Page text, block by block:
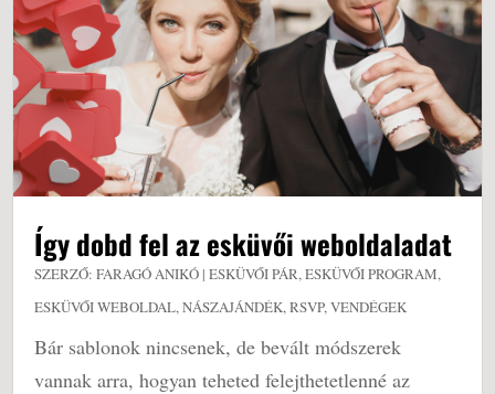
Így dobd fel az esküvői weboldaladat
SZERZŐ:FARAGÓ ANIKÓ |ESKÜVŐI PÁR,ESKÜVŐI PROGRAM,
ESKÜVŐI WEBOLDAL,NÁSZAJÁNDÉK,RSVP,VENDÉGEK
Bár sablonok nincsenek, de bevált módszerek
vannak arra, hogyan teheted felejthetetlenné az